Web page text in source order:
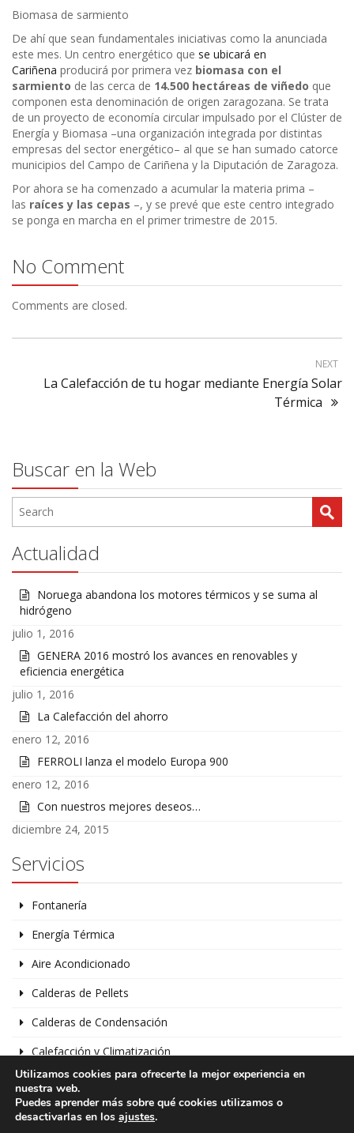
Biomasa de sarmiento
De ahí que sean fundamentales iniciativas como la anunciada
este mes. Un centro energético que se ubicará en
Cariñena producirá por primera vez biomasa con el
sarmiento de las cerca de 14.500 hectáreas de viñedo que
componen esta denominación de origen zaragozana. Se trata
de un proyecto de economía circular impulsado por el Clúster de
Energía y Biomasa –una organización integrada por distintas
empresas del sector energético– al que se han sumado catorce
municipios del Campo de Cariñena y la Diputación de Zaragoza.
Por ahora se ha comenzado a acumular la materia prima –
las raíces y las cepas –, y se prevé que este centro integrado
se ponga en marcha en el primer trimestre de 2015.
No Comment
Comments are closed.
NEXT
La Calefacción de tu hogar mediante Energía Solar
Térmica
Buscar en la Web
Actualidad
Noruega abandona los motores térmicos y se suma al
hidrógeno
julio 1, 2016
GENERA 2016 mostró los avances en renovables y
eficiencia energética
julio 1, 2016
La Calefacción del ahorro
enero 12, 2016
FERROLI lanza el modelo Europa 900
enero 12, 2016
Con nuestros mejores deseos…
diciembre 24, 2015
Servicios
Fontanería
Energía Térmica
Aire Acondicionado
Calderas de Pellets
Calderas de Condensación
Calefacción y Climatización
Bombas de Calor
Utilizamos cookies para ofrecerte la mejor experiencia en
nuestra web.
Puedes aprender más sobre qué cookies utilizamos o
desactivarlas en los ajustes.